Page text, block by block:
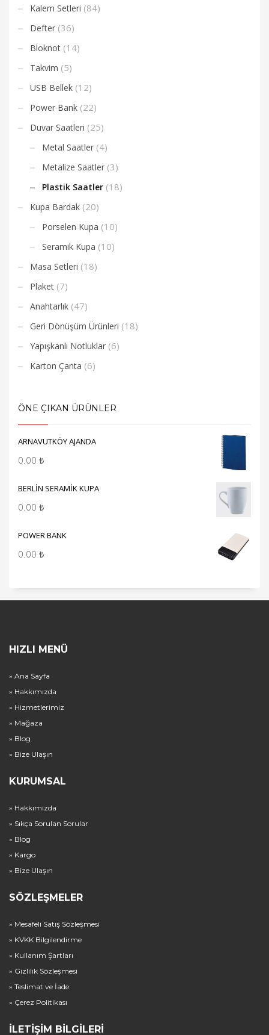
Kalem Setleri (84)
Defter (36)
Bloknot (14)
Takvim (5)
USB Bellek (12)
Power Bank (22)
Duvar Saatleri (25)
Metal Saatler (4)
Metalize Saatler (3)
Plastik Saatler (18)
Kupa Bardak (20)
Porselen Kupa (10)
Seramik Kupa (10)
Masa Setleri (18)
Plaket (7)
Anahtarlık (47)
Geri Dönüşüm Ürünleri (18)
Yapışkanlı Notluklar (6)
Karton Çanta (6)
ÖNE ÇIKAN ÜRÜNLER
ARNAVUTKÖY AJANDA
0.00 ₺
BERLİN SERAMİK KUPA
0.00 ₺
POWER BANK
0.00 ₺
HIZLI MENÜ
» Ana Sayfa
» Hakkımızda
» Hizmetlerimiz
» Mağaza
» Blog
» Bize Ulaşın
KURUMSAL
» Hakkımızda
» Sıkça Sorulan Sorular
» Blog
» Kargo
» Bize Ulaşın
SÖZLEŞMELER
» Mesafeli Satış Sözleşmesi
» KVKK Bilgilendirme
» Kullanım Şartları
» Gizlilik Sözleşmesi
» Teslimat ve İade
» Çerez Politikası
İLETIŞIM BILGILERI